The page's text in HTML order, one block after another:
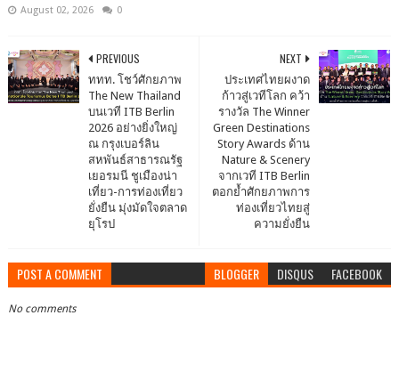
August 02, 2026 0
NEXT
ประเทศไทยผงาด
ก้าวสู่เวทีโลก คว้า
รางวัล The Winner
Green Destinations
Story Awards ด้าน
Nature & Scenery
จากเวที ITB Berlin
ตอกย้ำศักยภาพการ
ท่องเที่ยวไทยสู่
ความยั่งยืน
PREVIOUS
ททท. โชว์ศักยภาพ
The New Thailand
บนเวที ITB Berlin
2026 อย่างยิ่งใหญ่
ณ กรุงเบอร์ลิน
สหพันธ์สาธารณรัฐ
เยอรมนี ชูเมืองน่า
เที่ยว-การท่องเที่ยว
ยั่งยืน มุ่งมัดใจตลาด
ยุโรป
POST A COMMENT BLOGGER DISQUS FACEBOOK
No comments